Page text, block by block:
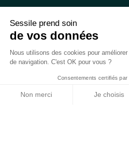
Sessile prend soin
de vos données
Nous utilisons des cookies pour
de navigation. C'est OK pour vous ?
Consentements certifiés par
Non merci Je choisis
ce
champ
vide.
4.4/5 ⭐ | 120 000+
Achats 100%
2026 — © Sessile